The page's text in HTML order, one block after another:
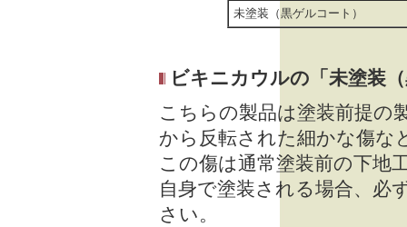
未塗装（黒ゲルコート）
ビキニカウルの「未塗装
こちらの製品は塗装前提の
から反転された細かな傷な
この傷は通常塗装前の下地
自身で塗装される場合、必
さい。